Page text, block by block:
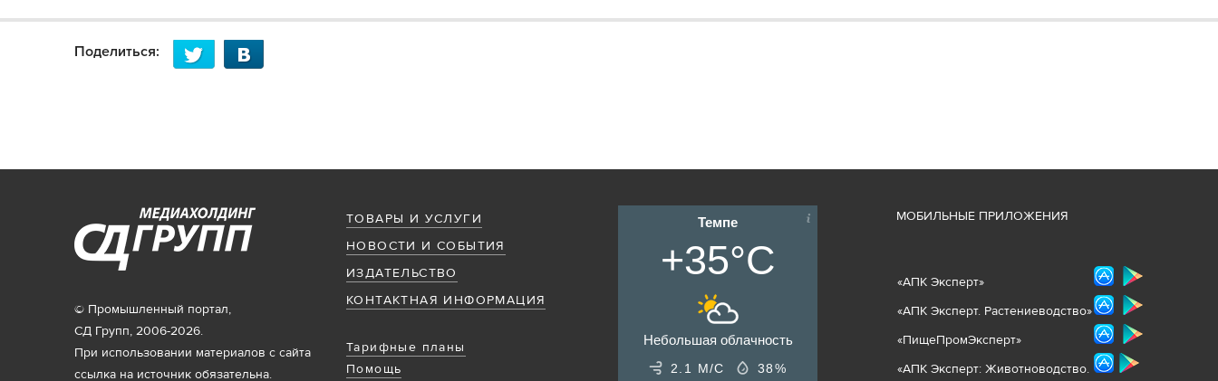
Поделиться:
ТОВАРЫ И УСЛУГИ
НОВОСТИ И СОБЫТИЯ
ИЗДАТЕЛЬСТВО
КОНТАКТНАЯ ИНФОРМАЦИЯ
Тарифные планы
Помощь
© Промышленный портал,
СД Групп, 2006-2026.
При использовании материалов с сайта
ссылка на источник обязательна.
Темпе
+35°C
Небольшая облачность
2.1 М/С 38%
МОБИЛЬНЫЕ ПРИЛОЖЕНИЯ
«АПК Эксперт»
«АПК Эксперт. Растениеводство»
«ПищеПромЭксперт»
«АПК Эксперт: Животноводство.